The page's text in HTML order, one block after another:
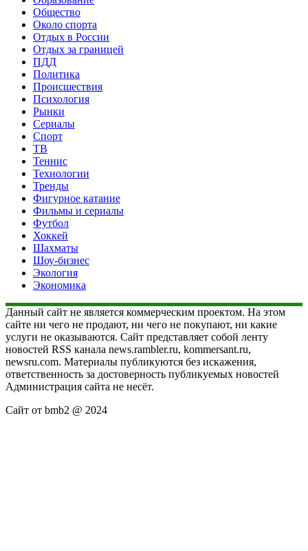
Общество
Около спорта
Отдых в России
Отдых за границей
ПДД
Политика
Происшествия
Психология
Рынки
Сериалы
Спорт
ТВ
Теннис
Технологии
Тренды
Фигурное катание
Фильмы и сериалы
Футбол
Хоккей
Шахматы
Шоу-бизнес
Экология
Экономика
Данный сайт не является коммерческим проектом. На этом
сайте ни чего не продают, ни чего не покупают, ни какие
услуги не оказываются. Сайт представляет собой ленту
новостей RSS канала news.rambler.ru, kommersant.ru,
newsru.com. Материалы публикуются без искажения,
ответственность за достоверность публикуемых новостей
Администрация сайта не несёт.
Сайт от bmb2 @ 2024